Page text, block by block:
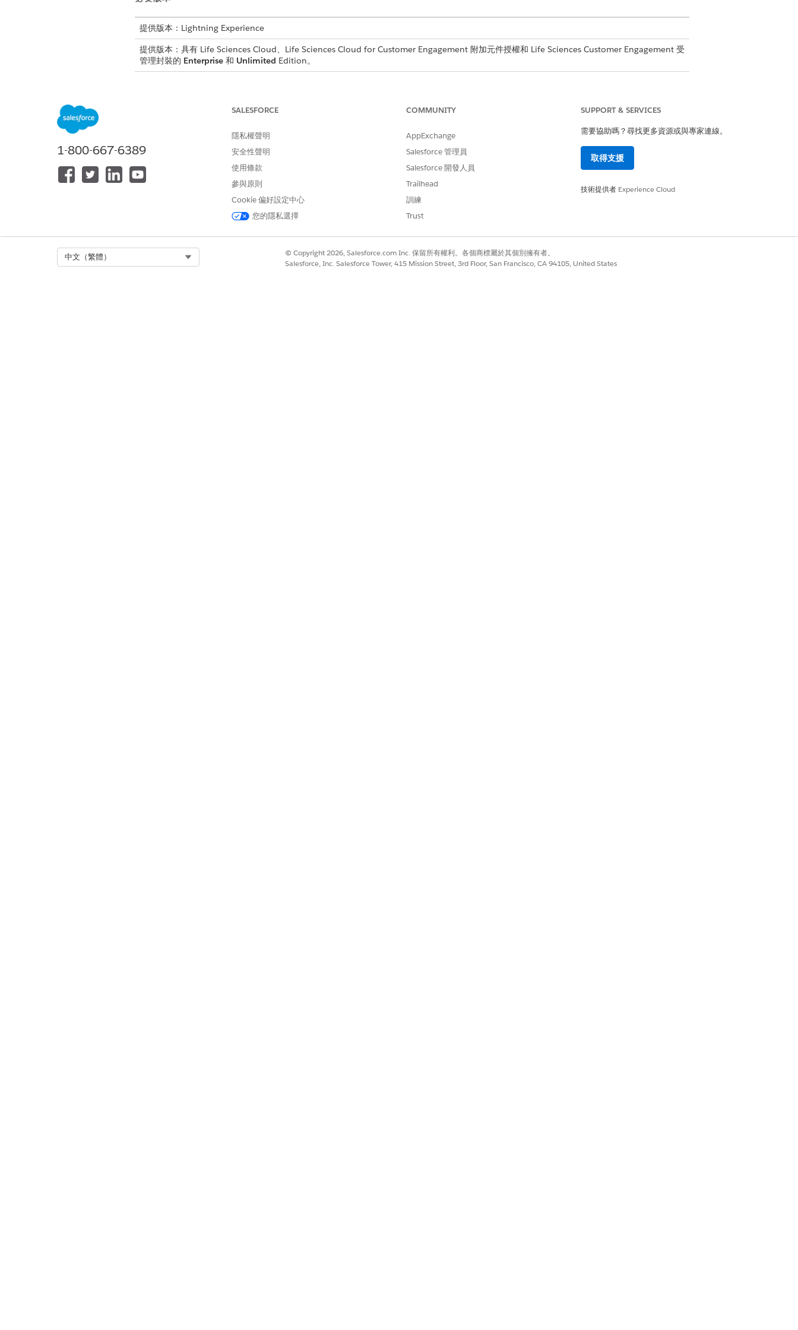
提供版本：Lightning Experience
提供版本：具有 Life Sciences Cloud、Life Sciences Cloud for Customer Engagement 附加元件授權和 Life Sciences Customer Engagement 受
管理封裝的 Enterprise和 Unlimited Edition。
描述
此文章是否解決您的問題？
1-800-667-6389
SALESFORCE
隱私權聲明
安全性聲明
使用條款
參與原則
Cookie 偏好設定中心
您的隱私選擇
COMMUNITY
AppExchange
Salesforce 管理員
Salesforce 開發人員
Trailhead
訓練
Trust
SUPPORT & SERVICES
需要協助嗎？尋找更多資源或與專家連線。
取得支援
技術提供者 Experience Cloud
中文（繁體）
© Copyright 2026, Salesforce.com Inc. 保留所有權利。各個商標屬於其個別擁有者。
Salesforce, Inc. Salesforce Tower, 415 Mission Street, 3rd Floor, San Francisco, CA 94105, United States